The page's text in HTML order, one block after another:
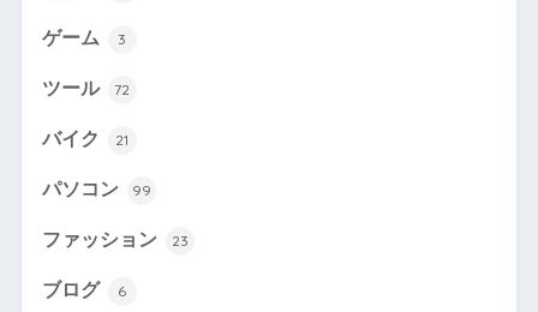
ゲーム 3
ツール 72
バイク 21
パソコン 99
ファッション 23
ブログ 6